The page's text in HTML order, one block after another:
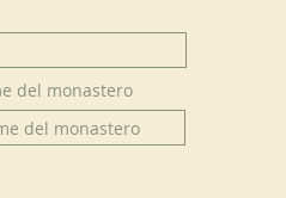
del monastero